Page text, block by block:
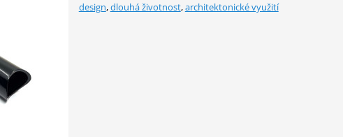
design,dlouhá životnost,architektonické využití